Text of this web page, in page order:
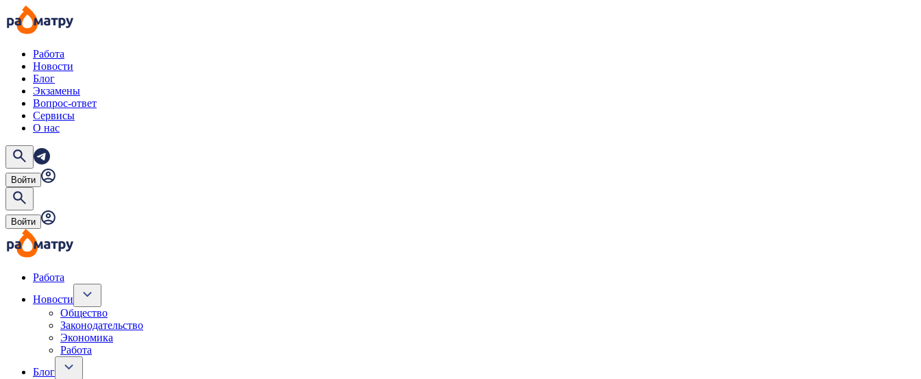
Работа
Новости
Блог
Экзамены
Вопрос-ответ
Сервисы
О нас
Войти
Войти
Работа
Новости
Общество
Законодательство
Экономика
Работа
Блог